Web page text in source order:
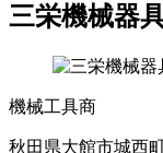
三栄機械器
機械工具商
秋田県大館市城西